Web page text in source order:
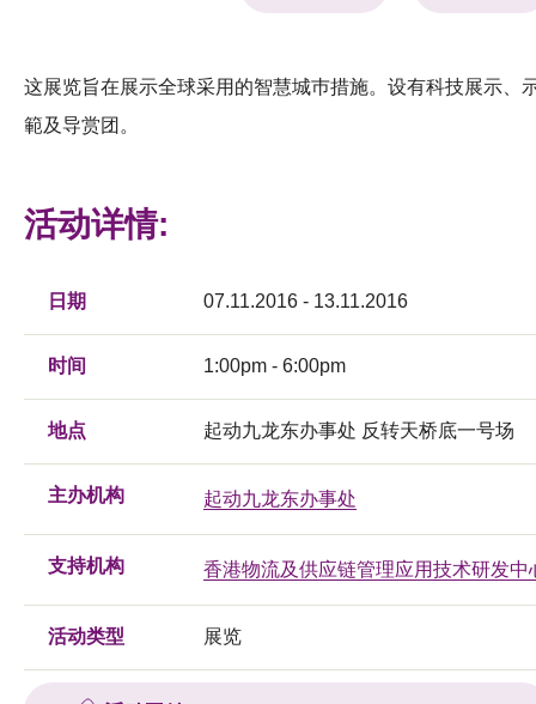
科技分享
会籍
这展览旨在展示全球采用的智慧城巿措施。设有科技展示、
範及导赏团。
活动详情:
日期 07.11.2016 - 13.11.2016
时间 1:00pm - 6:00pm
地点 起动九龙东办事处 反转天桥底一号场
主办机构 起动九龙东办事处
支持机构 香港物流及供应链管理应用技术研发中
活动类型 展览